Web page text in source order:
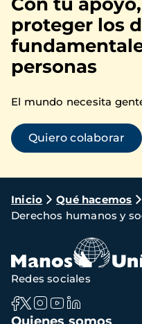
Con tu
proteger los
personas
El mundo necesita
Quiero colaborar
Ruta
de
navegación
Inicio
Qué hacemos
Derechos humanos y
Navegación
Redes sociales